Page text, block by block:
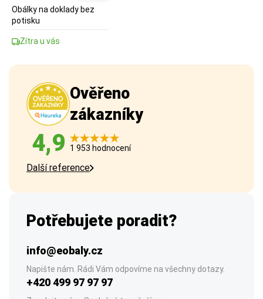
Obálky na doklady bez
potisku
Zítra u vás
Ověřeno
zákazníky
4,9 1 953 hodnocení
Další reference
Potřebujete poradit?
info@eobaly.cz
Napište nám. Rádi Vám odpovíme na všechny dotazy.
+420 499 97 97 97